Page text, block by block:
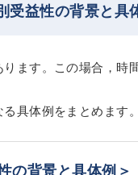
益性の背景と具
ます。この場合，時
具体例をまとめます。
の背景と具体例＞